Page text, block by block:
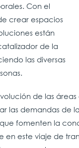
Con el
crear espacios
están
de la
las diversas
de las
las demandas de
fomenten la
este viaje de